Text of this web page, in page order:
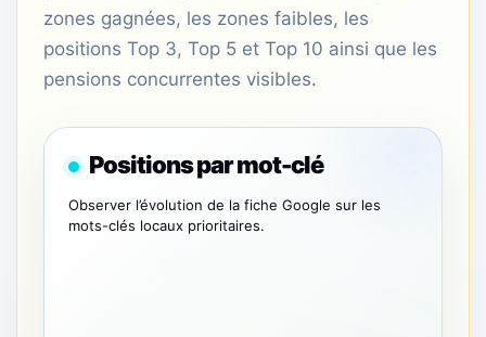
zones gagnées, les zones faibles, les
positions Top 3, Top 5 et Top 10 ainsi que les
pensions concurrentes visibles.
Positions par mot-clé
Observer l’évolution de la fiche Google sur les
mots-clés locaux prioritaires.